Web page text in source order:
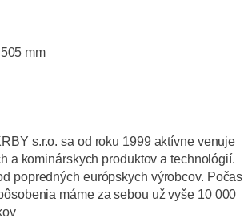
mm
s.r.o. sa od roku 1999 aktívne venuje
a kominárskych produktov a technológií.
popredných európskych výrobcov. Počas
máme za sebou už vyše 10 000